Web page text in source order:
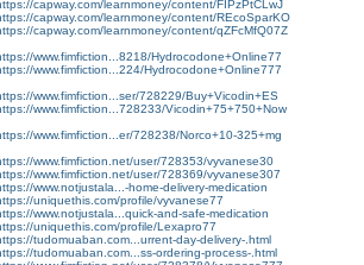
capway.com/learnmoney/content/FIPzPtCLwJ
capway.com/learnmoney/content/REcoSparKO
capway.com/learnmoney/content/qZFcMfQ07Z
www.fimfiction...8218/Hydrocodone+Online77
www.fimfiction...224/Hydrocodone+Online777
www.fimfiction...ser/728229/Buy+Vicodin+ES
www.fimfiction...728233/Vicodin+75+750+Now
www.fimfiction...er/728238/Norco+10-325+mg
www.fimfiction.net/user/728353/vyvanese30
www.fimfiction.net/user/728369/vyvanese307
www.notjustala...-home-delivery-medication
uniquethis.com/profile/vyvanese77
www.notjustala...quick-and-safe-medication
uniquethis.com/profile/Lexapro77
tudomuaban.com...urrent-day-delivery-.html
tudomuaban.com...ss-ordering-process-.html